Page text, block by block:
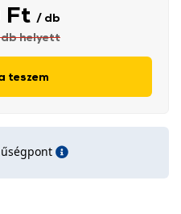
Ft / db
helyett
teszem